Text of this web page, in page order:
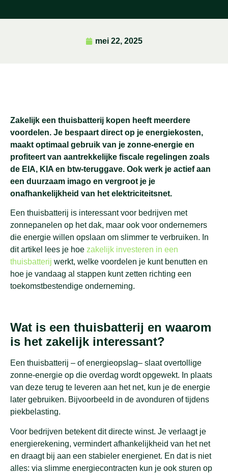
mei 22, 2025
Zakelijk een thuisbatterij kopen heeft meerdere
voordelen. Je bespaart direct op je energiekosten,
maakt optimaal gebruik van je zonne-energie en
profiteert van aantrekkelijke fiscale regelingen zoals
de EIA, KIA en btw-teruggave. Ook werk je actief aan
een duurzaam imago en vergroot je je
onafhankelijkheid van het elektriciteitsnet.
Een thuisbatterij is interessant voor bedrijven met
zonnepanelen op het dak, maar ook voor ondernemers
die energie willen opslaan om slimmer te verbruiken. In
dit artikel lees je hoe zakelijk investeren in een
thuisbatterij werkt, welke voordelen je kunt benutten en
hoe je vandaag al stappen kunt zetten richting een
toekomstbestendige onderneming.
Wat is een thuisbatterij en waarom
is het zakelijk interessant?
Een thuisbatterij – of energieopslag– slaat overtollige
zonne-energie op die overdag wordt opgewekt. In plaats
van deze terug te leveren aan het net, kun je de energie
later gebruiken. Bijvoorbeeld in de avonduren of tijdens
piekbelasting.
Voor bedrijven betekent dit directe winst. Je verlaagt je
energierekening, vermindert afhankelijkheid van het net
en draagt bij aan een stabieler energienet. En dat is niet
alles: via slimme energiecontracten kun je ook sturen op